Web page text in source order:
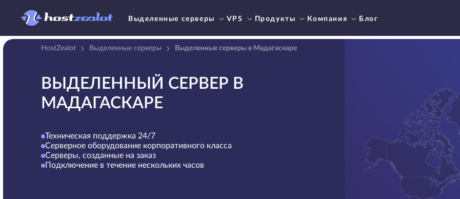
Выделенные серверы VPS Продукты Компания Блог
HostZealot Выделенные серверы Выделенные серверы в Мадагаскаре
ВЫДЕЛЕННЫЙ СЕРВЕР В
МАДАГАСКАРЕ
Техническая поддержка 24/7
Серверное оборудование корпоративного класса
Серверы, созданные на заказ
Подключение в течение нескольких часов